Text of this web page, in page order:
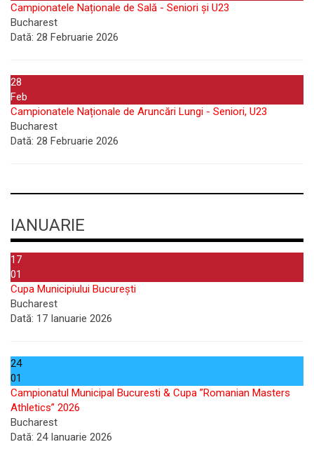
Campionatele Naționale de Sală - Seniori și U23
Bucharest
Dată: 28 Februarie 2026
28
Feb
Campionatele Naționale de Aruncări Lungi - Seniori, U23
Bucharest
Dată: 28 Februarie 2026
IANUARIE
17
01
Cupa Municipiului București
Bucharest
Dată: 17 Ianuarie 2026
24
01
Campionatul Municipal Bucuresti & Cupa ”Romanian Masters
Athletics” 2026
Bucharest
Dată: 24 Ianuarie 2026